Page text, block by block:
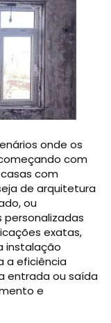
onde os
com
com
de arquitetura
ou
exatas,
instalação
a eficiência
entrada ou saída
e